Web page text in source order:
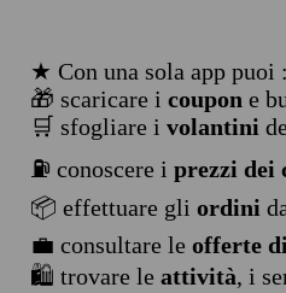
★ Con una sola app
🎁 scaricare i coupon e
🛒 sfogliare i volantini
⛽ conoscere i prezzi dei
📦 effettuare gli ordini
💼 consultare le offerte
🛍️ trovare le attività, i